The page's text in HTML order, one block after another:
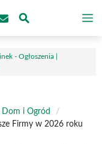
- Ogłoszenia |
i Ogród
/
Firmy w 2026 roku